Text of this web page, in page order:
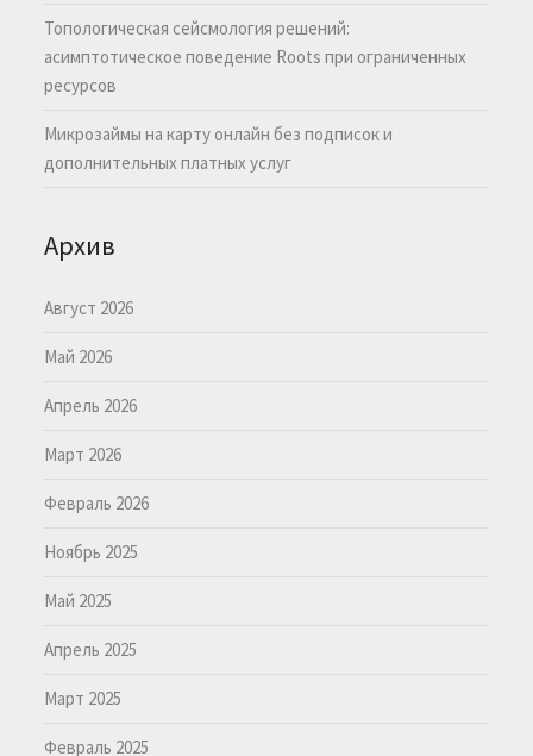
Топологическая сейсмология решений:
асимптотическое поведение Roots при ограниченных
ресурсов
Микрозаймы на карту онлайн без подписок и
дополнительных платных услуг
Архив
Август 2026
Май 2026
Апрель 2026
Март 2026
Февраль 2026
Ноябрь 2025
Май 2025
Апрель 2025
Март 2025
Февраль 2025